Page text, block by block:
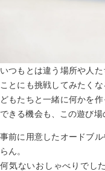
いつもとは違う場所や人
ことにも挑戦してみたく
どもたちと一緒に何かを
できる機会も、この遊び場
事前に用意したオードブ
らん。
何気ないおしゃべりでし